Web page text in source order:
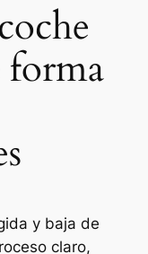
forma
y baja de
claro,